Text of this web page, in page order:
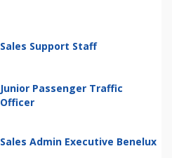
Sales Support Staff
Junior Passenger Traffic
Officer
Sales Admin Executive Benelux